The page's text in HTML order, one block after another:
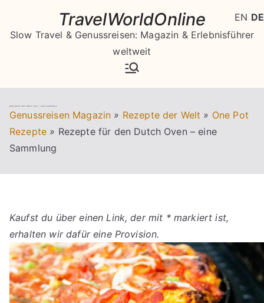
springen
TravelWorldOnline
Slow Travel & Genussreisen: Magazin & Erlebnisführer
weltweit
Rezepte für den Dutch Oven – eine Sammlung
Genussreisen Magazin » Rezepte der Welt » One Pot
Rezepte » Rezepte für den Dutch Oven – eine
Sammlung
Kaufst du über einen Link, der mit * markiert ist,
erhalten wir dafür eine Provision.
EN DE